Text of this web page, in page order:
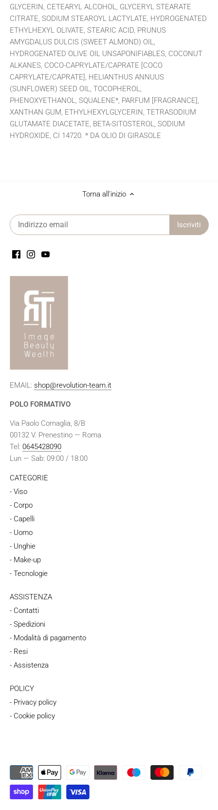
GLYCERIN, CETEARYL ALCOHOL, GLYCERYL STEARATE
CITRATE, SODIUM STEAROYL LACTYLATE, HYDROGENATED
ETHYLHEXYL OLIVATE, STEARIC ACID, PRUNUS
AMYGDALUS DULCIS (SWEET ALMOND) OIL,
HYDROGENATED OLIVE OIL UNSAPONIFIABLES, COCONUT
ALKANES, COCO-CAPRYLATE/CAPRATE [COCO
CAPRYLATE/CAPRATE], HELIANTHUS ANNUUS
(SUNFLOWER) SEED OIL, TOCOPHEROL,
PHENOXYETHANOL, SQUALENE*, PARFUM [FRAGRANCE],
XANTHAN GUM, ETHYLHEXYLGLYCERIN, TETRASODIUM
GLUTAMATE DIACETATE, BETA-SITOSTEROL, SODIUM
HYDROXIDE, CI 14720. * DA OLIO DI GIRASOLE
Torna all'inizio
EMAIL: shop@revolution-team.it
POLO FORMATIVO
Via Paolo Cornaglia, 8/B
00132 V. Prenestino — Roma
Tel: 0645428090
Lun — Sab: 09:00 / 18:00
CATEGORIE
- Viso
- Corpo
- Capelli
- Uomo
- Unghie
- Make-up
- Tecnologie
ASSISTENZA
- Contatti
- Spedizioni
- Modalità di pagamento
- Resi
- Assistenza
POLICY
- Privacy policy
- Cookie policy